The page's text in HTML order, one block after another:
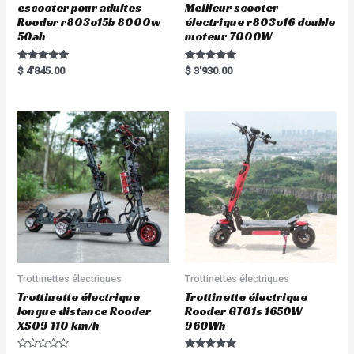
escooter pour adultes
Rooder r803o15b 8000w
50ah
Rated
5.00
$ 4'845.00
Meilleur scooter
électrique r803o16 double
moteur 7000W
Rated
5.00
$ 3'930.00
Trottinettes électriques
Trottinette électrique
longue distance Rooder
XS09 110 km/h
Trottinettes électriques
Trottinette électrique
Rooder GT01s 1650W
960Wh